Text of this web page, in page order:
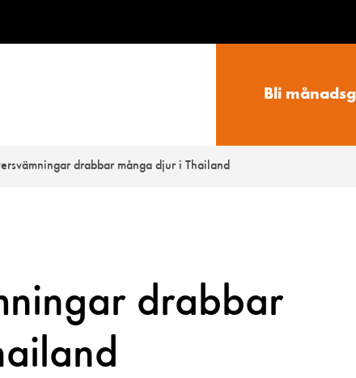
Bli
drabbar många djur i Thailand
drabbar